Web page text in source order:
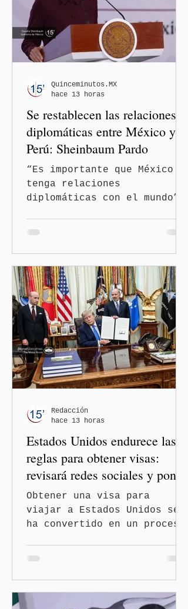
Se restablecen las relaciones
diplomáticas entre México y
Perú: Sheinbaum Pardo
“Es importante que México
tenga relaciones
diplomáticas con el mundo”,
Sheinbaum Pardo anunció el
restablecimiento de las
relaciones diplomáticas
entre los gobiernos de
México y Perú. “Es
importante que más allá de
la orientación política de
los gobiernos —porque hay
orientaciones políticas de
los gobiernos, llegan por
— es importante que México
tenga relaciones
diplomáticas con el mu
Quinceminutos.MX
hace 13 horas
Estados Unidos endurece las
reglas para obtener visas:
revisará redes sociales y pone
freno al Turismo de
Nacimiento
Obtener una visa para
viajar a Estados Unidos se
ha convertido en un proceso
Estado amplió la revisión
de la presencia digital de
Redacción
hace 13 horas